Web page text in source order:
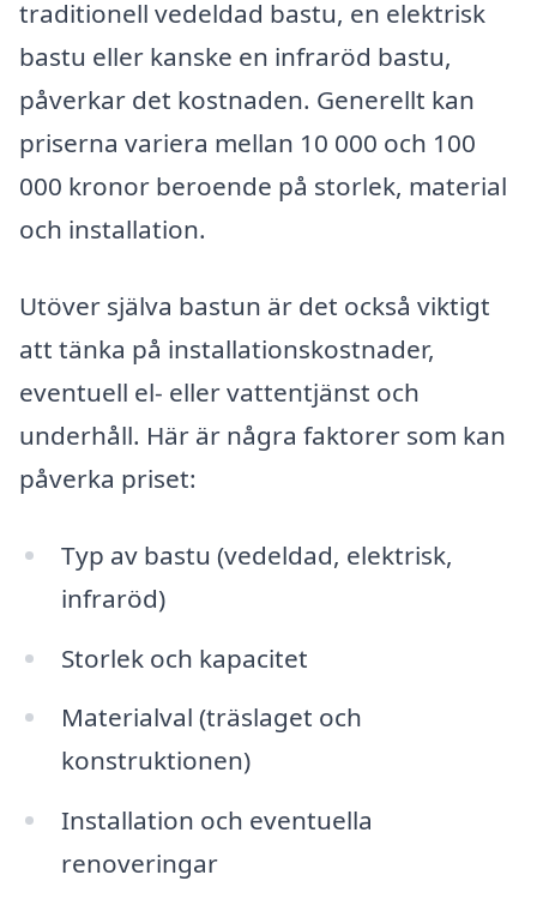
traditionell vedeldad bastu, en elektrisk
bastu eller kanske en infraröd bastu,
påverkar det kostnaden. Generellt kan
priserna variera mellan 10 000 och 100
000 kronor beroende på storlek, material
och installation.
Utöver själva bastun är det också viktigt
att tänka på installationskostnader,
eventuell el- eller vattentjänst och
underhåll. Här är några faktorer som kan
påverka priset:
Typ av bastu (vedeldad, elektrisk,
infraröd)
Storlek och kapacitet
Materialval (träslaget och
konstruktionen)
Installation och eventuella
renoveringar